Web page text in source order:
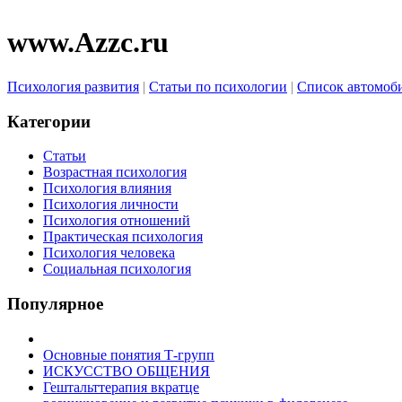
www.Azzc.ru
Психология развития | Статьи по психологии | Список
Категории
Статьи
Возрастная психология
Психология влияния
Психология личности
Психология отношений
Практическая психология
Психология человека
Социальная психология
Популярное
Основные понятия Т-групп
ИСКУССТВО ОБЩЕНИЯ
Гештальттерапия вкратце